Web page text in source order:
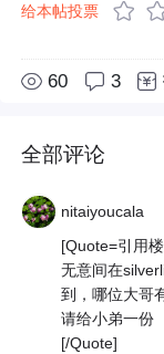
给本帖投票
60 3
全部评论
nitaiyoucala
[Quote=引用
无意间在
到，哪位大哥
请给小弟一份
[/Quote]